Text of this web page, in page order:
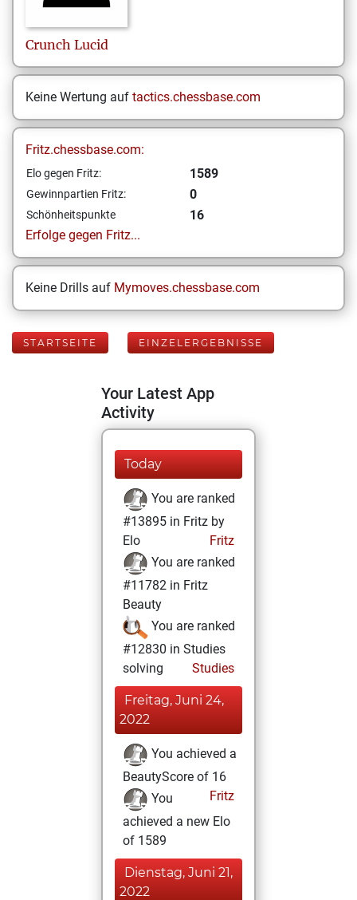
Crunch Lucid
Keine Wertung auf tactics.chessbase.com
Fritz.chessbase.com:
Elo gegen Fritz: 1589
Gewinnpartien Fritz: 0
Schönheitspunkte
16
Erfolge gegen Fritz...
Keine Drills auf Mymoves.chessbase.com
STARTSEITE EINZELERGEBNISSE
Your Latest App
Activity
Today
You are ranked
#13895 in Fritz by
Elo
Fritz
You are ranked
#11782 in Fritz
Beauty
You are ranked
#12830 in Studies
solving
Studies
Freitag, Juni 24,
2022
You achieved a
BeautyScore of 16
Fritz
You
achieved a new Elo
of 1589
Dienstag, Juni 21,
2022